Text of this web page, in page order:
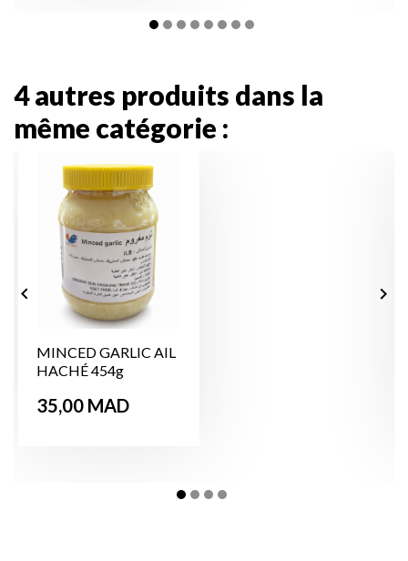
4 autres produits dans la
même catégorie :
MINCED GARLIC AIL
HACHÉ 454g
Prix
35,00 MAD
 